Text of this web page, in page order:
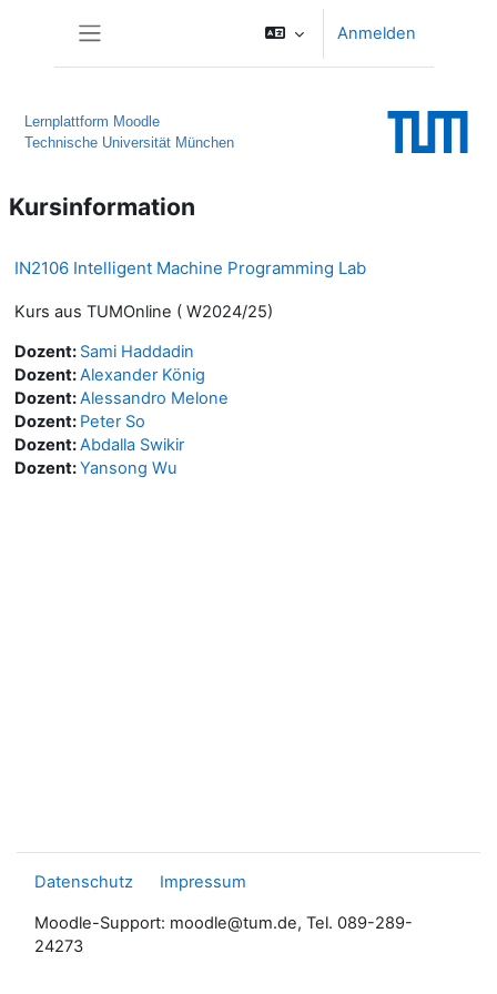
Anmelden
Lernplattform Moodle
Technische Universität München
Kursinformation
IN2106 Intelligent Machine Programming Lab
Kurs aus TUMOnline ( W2024/25)
Dozent: Sami Haddadin
Dozent:Alexander König
Dozent:Alessandro Melone
Dozent: Peter So
Dozent:Abdalla Swikir
Dozent:Yansong Wu
Datenschutz Impressum
Moodle-Support: moodle@tum.de, Tel. 089-289-
24273